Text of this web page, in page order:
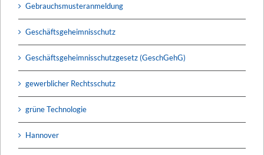
Gebrauchsmusteranmeldung
Geschäftsgeheimnisschutz
Geschäftsgeheimnisschutzgesetz (GeschGehG)
gewerblicher Rechtsschutz
grüne Technologie
Hannover